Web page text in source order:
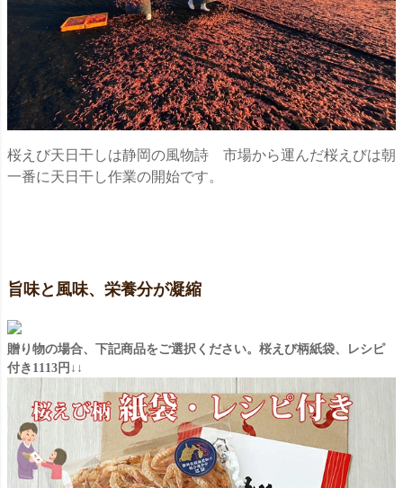
桜えび天日干しは静岡の風物詩 市場から運んだ桜えびは朝
一番に天日干し作業の開始です。
旨味と風味、栄養分が凝縮
贈り物の場合、下記商品をご選択ください。桜えび柄紙袋、レシピ
付き1113円↓↓